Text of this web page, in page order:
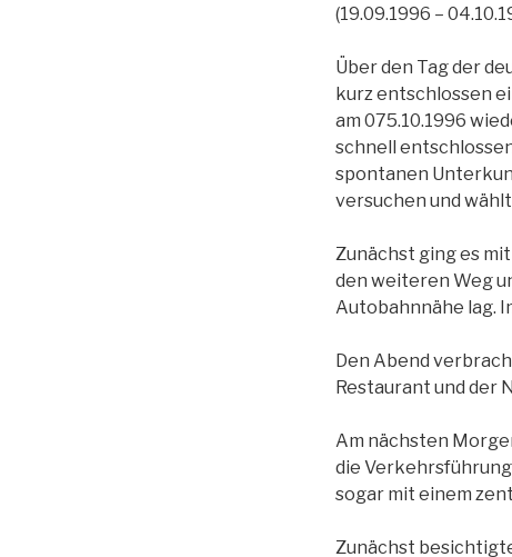
(19.09.1996 –
Über den Tag der
kurz entschlossen
am 075.10.1996
schnell
spontanen
versuchen und
Zunächst ging es
den weiteren Weg
Autobahnnähe lag.
Den Abend
Restaurant und der
Am nächsten
die
sogar mit einem
Zunächst